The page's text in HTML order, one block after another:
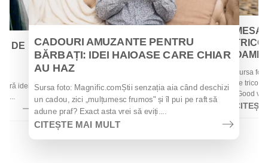
DE
idei
CADOURI AMUZANTE PENTRU
BĂRBAȚI: IDEI HAIOASE CARE CHIAR
AU HAZ
Sursa foto: Magnific.comȘtii senzația aia când deschizi
un cadou, zici „mulțumesc frumos" și îl pui pe raft să
adune praf? Exact asta vrei să eviți....
CITEȘTE MAI MULT
Sursa
de
„Good